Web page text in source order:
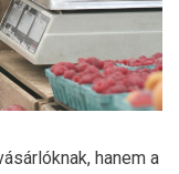
hanem a